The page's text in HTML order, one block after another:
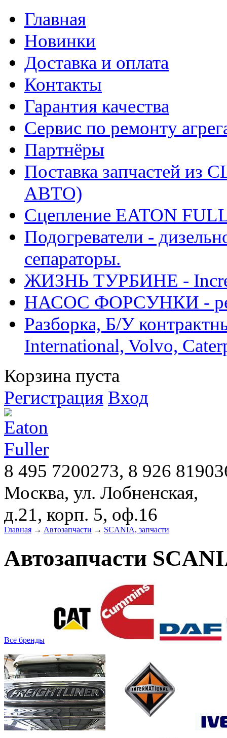
Главная
Новинки
Доставка и оплата
Контакты
Гарантия качества
Сервис по ремонту
Партнёры
Поставка запчастей
АВТО)
Сцепление EATON
Подогреватели -
сепараторы.
ЖИЗНЬ ТУРБИНЕ -
НАСОС ФОРСУНКИ -
Разборка, Б/У
International, Volvo,
Корзина пуста
Регистрация Вход
8 495 7200273, 8 926
Москва, ул. Лобненская,
д.21, корп. 5, оф.16
Главная → Автозапчасти → SCANIA, запчасти
Автозапчасти
Все бренды